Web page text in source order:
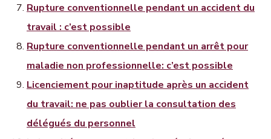
Rupture conventionnelle pendant un accident du
travail : c’est possible
Rupture conventionnelle pendant un arrêt pour
maladie non professionnelle: c’est possible
Licenciement pour inaptitude après un accident
du travail: ne pas oublier la consultation des
délégués du personnel